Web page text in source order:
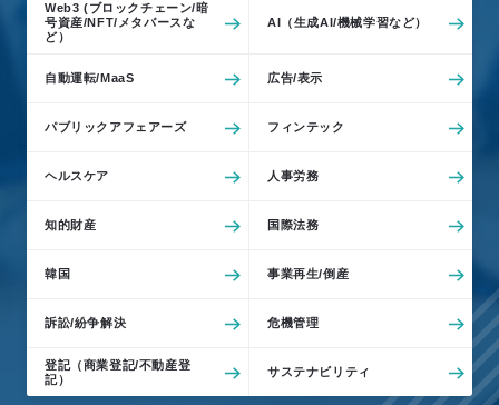
Web3 (ブロックチェーン/暗
号資産/NFT/メタバースな
ど）
AI（生成AI/機械学習など）
自動運転/MaaS 広告/表示
パブリックアフェアーズ フィンテック
ヘルスケア 人事労務
知的財産 国際法務
韓国 事業再生/倒産
訴訟/紛争解決 危機管理
登記（商業登記/不動産登
記）
サステナビリティ